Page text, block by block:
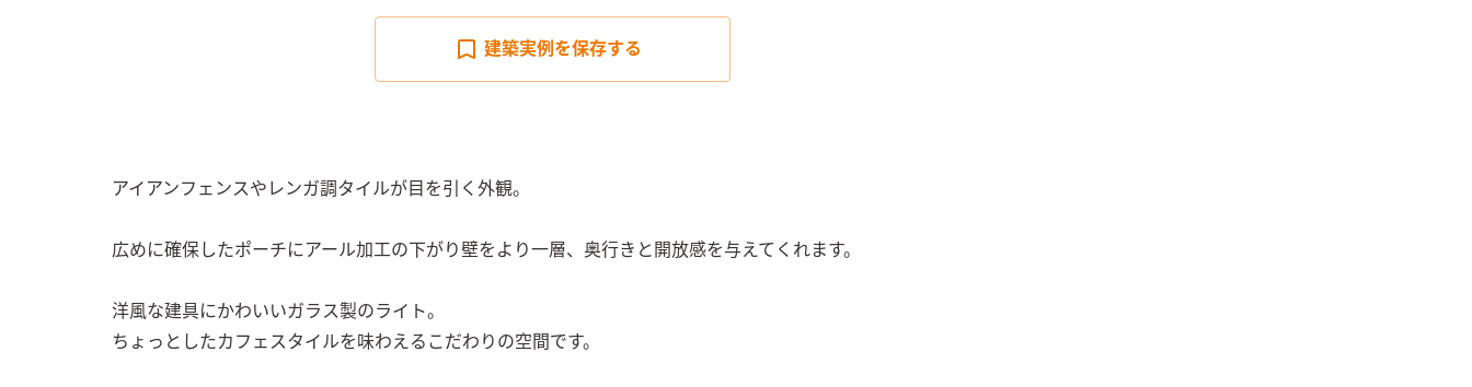
建築実例を保存する
アイアンフェンスやレンガ調タイルが目を引く外観。
広めに確保したポーチにアール加工の下がり壁をより一層、奥行きと開放感を与えてくれます。
洋風な建具にかわいいガラス製のライト。
ちょっとしたカフェスタイルを味わえるこだわりの空間です。